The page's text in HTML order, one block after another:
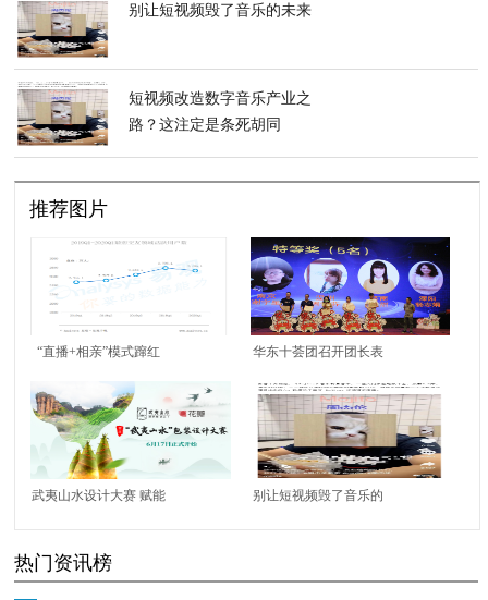
别让短视频毁了音乐的未来
短视频改造数字音乐产业之
路？这注定是条死胡同
推荐图片
“直播+相亲”模式蹿红
百合佳缘拥抱视频化
华东十荟团召开团长表
彰大会 助力区域经济发
展 带动百姓就业增收
武夷山水设计大赛 赋能 别让短视频毁了音乐的
热门资讯榜